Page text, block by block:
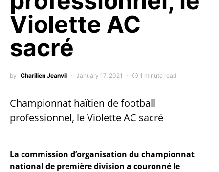
Violette AC
sacré
by Charilien Jeanvil January 17, 2021 1 minute read
Championnat haïtien de football
professionnel, le Violette AC sacré
La commission d’organisation du championnat
national de première division a couronné le